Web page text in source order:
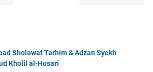
Sholawat Tarhim & Adzan Syekh
Kholil al-Husari